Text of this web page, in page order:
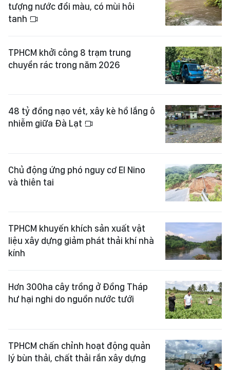
tượng nước đổi màu, có mùi hôi
tanh
TPHCM khởi công 8 trạm trung
chuyển rác trong năm 2026
48 tỷ đồng nạo vét, xây kè hồ lắng ô
nhiễm giữa Đà Lạt
Chủ động ứng phó nguy cơ El Nino
và thiên tai
TPHCM khuyến khích sản xuất vật
liệu xây dựng giảm phát thải khí nhà
kính
Hơn 300ha cây trồng ở Đồng Tháp
hư hại nghi do nguồn nước tưới
TPHCM chấn chỉnh hoạt động quản
lý bùn thải, chất thải rắn xây dựng